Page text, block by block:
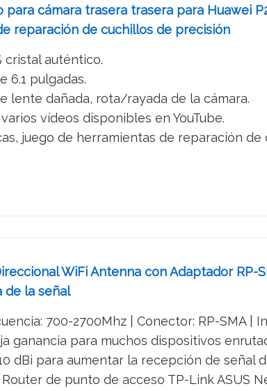
cámara trasera trasera para Huawei
reparación de cuchillos de precisión
cristal auténtico.
6.1 pulgadas.
lente dañada, rota/rayada de la cámara.
vídeos disponibles en YouTube.
juego de herramientas de reparación de
WiFi Antenna con Adaptador RP-
de la señal
700-2700Mhz | Conector: RP-SMA |
ganancia para muchos dispositivos
dBi para aumentar la recepción de señal
de punto de acceso TP-Link ASUS